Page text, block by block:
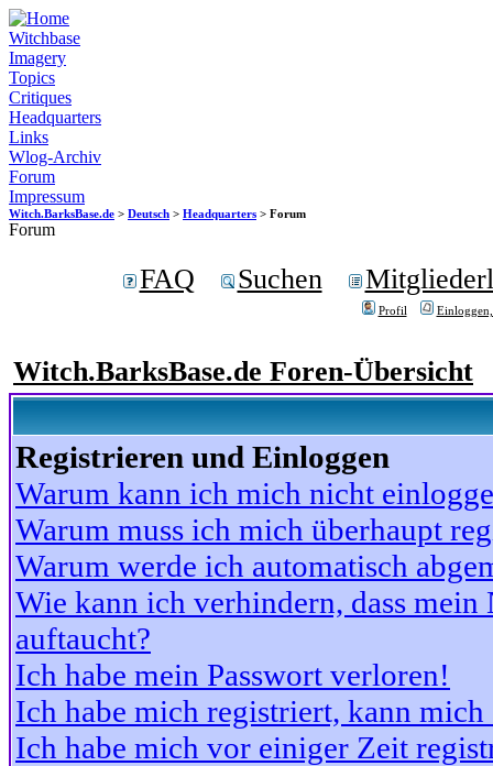
Witchbase
Imagery
Topics
Critiques
Headquarters
Links
Wlog-Archiv
Forum
Impressum
Witch.BarksBase.de > Deutsch > Headquarters > Forum
Forum
FAQ Suchen
Profil
Witch.BarksBase.de Foren-Übersicht
Registrieren und Einloggen
Warum kann ich mich nicht
Warum muss ich mich überhaupt
Warum werde ich automatisch
Wie kann ich verhindern, dass
auftaucht?
Ich habe mein Passwort verloren!
Ich habe mich registriert, kann
Ich habe mich vor einiger Zeit